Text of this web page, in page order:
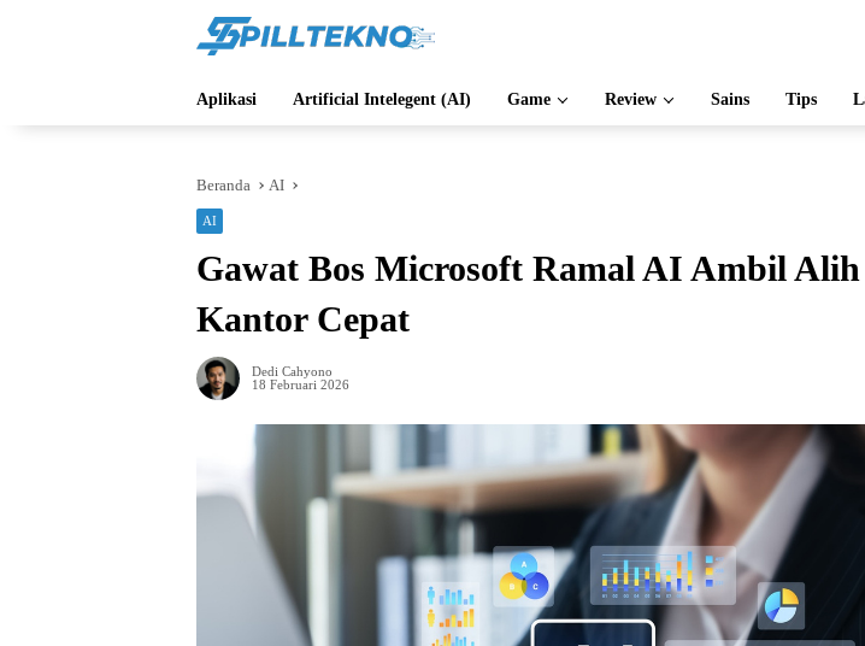
Aplikasi Artificial Intelegent (AI) Game Review Sains Tips
Beranda AI
AI
Gawat Bos Microsoft Ramal AI Ambil Alih
Kantor Cepat
Dedi Cahyono
18 Februari 2026